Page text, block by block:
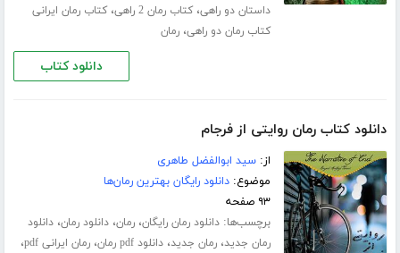
داستان دو راهی،کتاب رمان 2 راهی ،کتاب رمان ایرانی
کتاب رمان دو راهی،رمان
دانلود کتاب
دانلود کتاب رمان روایتی از فرجام
از:سید ابوالفضل طاهری
موضوع:دانلود رایگان بهترین رمان‌ها
۹۳ صفحه
برچسب‌ها:دانلود رمان رایگان،رمان،دانلود رمان،دانلود
رمان جدید،رمان جدید،دانلود pdf رمان ،رمان ایرانی pdf ،